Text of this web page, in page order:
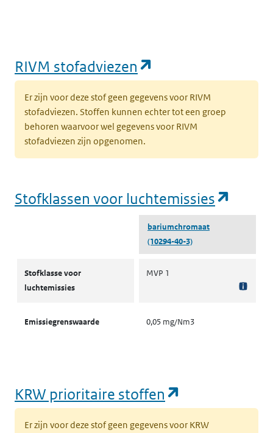
RIVM stofadviezen
Er zijn voor deze stof geen gegevens voor RIVM
stofadviezen. Stoffen kunnen echter tot een groep
behoren waarvoor wel gegevens voor RIVM
stofadviezen zijn opgenomen.
Stofklassen voor luchtemissies
bariumchromaat
(10294-40-3)
Stofklasse voor
luchtemissies
MVP 1
Emissiegrenswaarde 0,05 mg/Nm3
KRW prioritaire stoffen
Er zijn voor deze stof geen gegevens voor KRW